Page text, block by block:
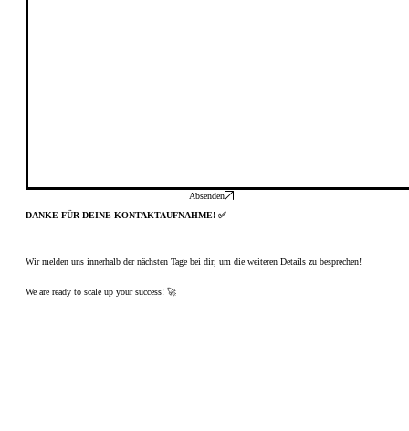
Absenden
DANKE FÜR DEINE KONTAKTAUFNAHME! ✅
Wir melden uns innerhalb der nächsten Tage bei dir, um die weiteren Details zu besprechen!
We are ready to scale up your success! 🚀